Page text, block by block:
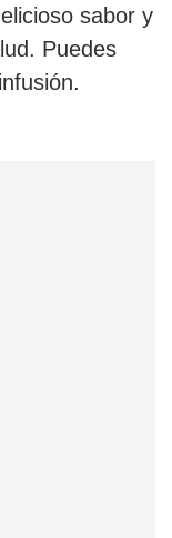
sabor y
Puedes